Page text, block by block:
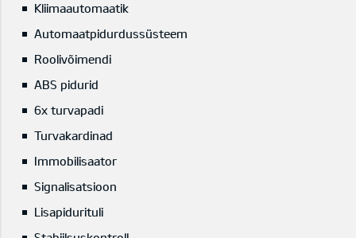
Kliimaautomaatik
Automaatpidurdussüsteem
Roolivõimendi
ABS pidurid
6x turvapadi
Turvakardinad
Immobilisaator
Signalisatsioon
Lisapidurituli